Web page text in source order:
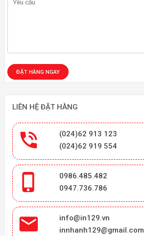
LIÊN HỆ ĐẶT HÀNG

(024)62 913 123
(024)62 919 554

0986.485.482
0947.736.786

info@in129.vn
innhanh129@gmail.com